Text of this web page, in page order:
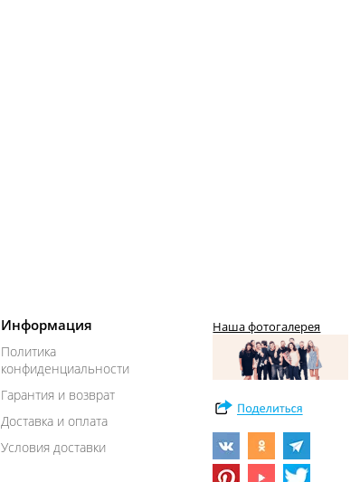
Информация
Политика
конфиденциальности
Гарантия и возврат
Доставка и оплата
Условия доставки
Наша фотогалерея